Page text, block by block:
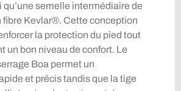
qu’une semelle intermédiaire de
fibre Kevlar®. Cette conception
la protection du pied tout
un bon niveau de confort. Le
Boa permet un
et précis tandis que la tige